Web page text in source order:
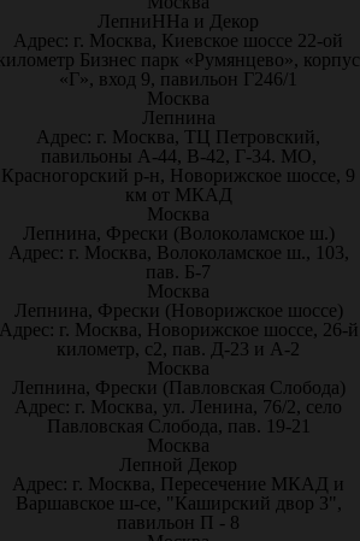
ЛепниННа и Декор
Адрес: г. Москва, Киевское шоссе 22-ой
Бизнес парк «Румянцево», корпус
«Г», вход 9, павильон Г246/1
Москва
Лепнина
Адрес: г. Москва, ТЦ Петровский,
павильоны А-44, В-42, Г-34. МО,
Красногорский р-н, Новорижское шоссе, 9
км от МКАД
Москва
Лепнина, Фрески (Волоколамское ш.)
Адрес: г. Москва, Волоколамское ш., 103,
пав. Б-7
Москва
Лепнина, Фрески (Новорижское шоссе)
г. Москва, Новорижское шоссе, 26-й
километр, с2, пав. Д-23 и А-2
Москва
Лепнина, Фрески (Павловская Слобода)
Адрес: г. Москва, ул. Ленина, 76/2, село
Павловская Слобода, пав. 19-21
Москва
Лепной Декор
Адрес: г. Москва, Пересечение МКАД и
Варшавское ш-се, "Каширский двор 3",
павильон П - 8